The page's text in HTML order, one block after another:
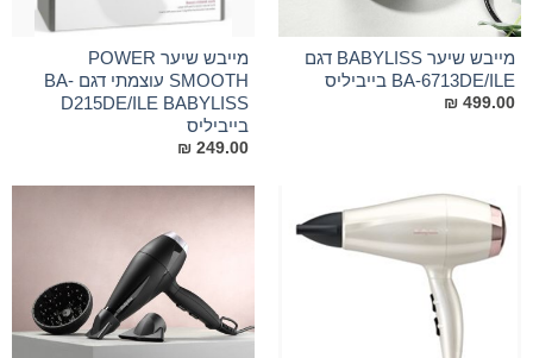
מייבש שיער BABYLISS דגם
BA-6713DE/ILE‏ בייביליס
₪ 499.00
מייבש שיער POWER
SMOOTH עוצמתי דגם BA-
D215DE/ILE BABYLISS
בייביליס
₪ 249.00